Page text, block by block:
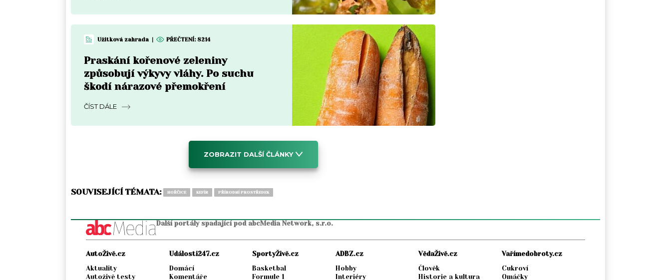
Užitková zahrada | PŘEČTENÍ: 8214
Praskání kořenové zeleniny
způsobují výkyvy vláhy. Po suchu
škodí nárazové přemokření
ČÍST DÁLE
ZOBRAZIT DALŠÍ ČLÁNKY
SOUVISEJÍCÍ TÉMATA: HOŘČICE KEFÍR PŘÍRODNÍ PROSTŘEDEK
Další portály spadající pod abcMedia Network, s.r.o.
AutoŽivě.cz
Aktuality
Autoživě testy
Události247.cz
Domácí
Komentáře
SportyŽivě.cz
Basketbal
Formule 1
ADBZ.cz
Hobby
Interiéry
VědaŽivě.cz
Člověk
Historie a kultura
Vařímedobroty.cz
Cukroví
Omáčky